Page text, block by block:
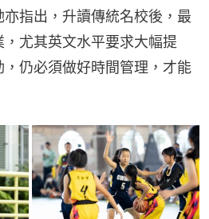
指出，升讀傳統名校後，最
尤其英文水平要求大幅提
仍必須做好時間管理，才能